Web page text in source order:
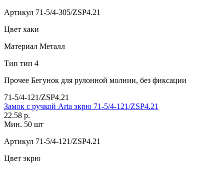
Артикул 71-5/4-305/ZSP4.21
Цвет хаки
Материал Металл
Тип тип 4
Прочее Бегунок для рулонной молнии, без фиксации
71-5/4-121/ZSP4.21
Замок с ручкой Arta экрю 71-5/4-121/ZSP4.21
22.58 р.
Мин. 50 шт
Артикул 71-5/4-121/ZSP4.21
Цвет экрю